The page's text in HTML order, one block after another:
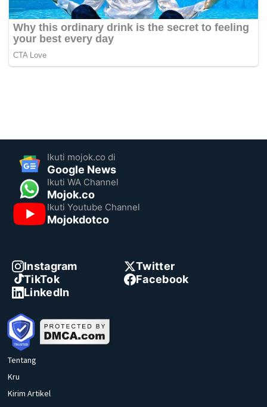
Ikuti mojok.co di
Google News
Ikuti WA Channel
Mojok.co
Ikuti Youtube Channel
Mojokdotco
Instagram
Twitter
TikTok
Facebook
LinkedIn
Tentang
Kru
Kirim Artikel